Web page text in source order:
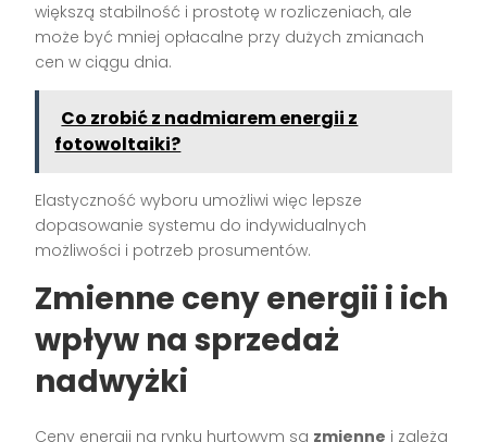
większą stabilność i prostotę w rozliczeniach, ale
może być mniej opłacalne przy dużych zmianach
cen w ciągu dnia.
Co zrobić z nadmiarem energii z
fotowoltaiki?
Elastyczność wyboru umożliwi więc lepsze
dopasowanie systemu do indywidualnych
możliwości i potrzeb prosumentów.
Zmienne ceny energii i ich
wpływ na sprzedaż
nadwyżki
Ceny energii na rynku hurtowym są zmienne i zależą